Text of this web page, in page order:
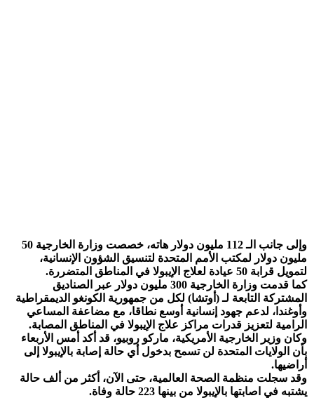
وإلى جانب الـ 112 مليون دولار هاته، خصصت وزارة الخارجية 50
مليون دولار لمكتب الأمم المتحدة لتنسيق الشؤون الإنسانية،
لتمويل قرابة 50 عيادة لعلاج الإيبولا في المناطق المتضررة.
كما قدمت وزارة الخارجية 300 مليون دولار عبر الصناديق
المشتركة التابعة لـ (أوتشا) لكل من جمهورية الكونغو الديمقراطية
وأوغندا، لدعم جهود إنسانية أوسع نطاقا، مع مضاعفة المساعي
الرامية لتعزيز قدرات مراكز علاج الإيبولا في المناطق المصابة.
وكان وزير الخارجية الأمريكية، ماركو روبيو، قد أكد أمس الأربعاء
بأن الولايات المتحدة لن تسمح بدخول أي حالة إصابة بالإيبولا إلى
أراضيها.
وقد سجلت منظمة الصحة العالمية، حتى الآن، أكثر من ألف حالة
يشتبه في اصابتها بالإيبولا من بينها 223 حالة وفاة.